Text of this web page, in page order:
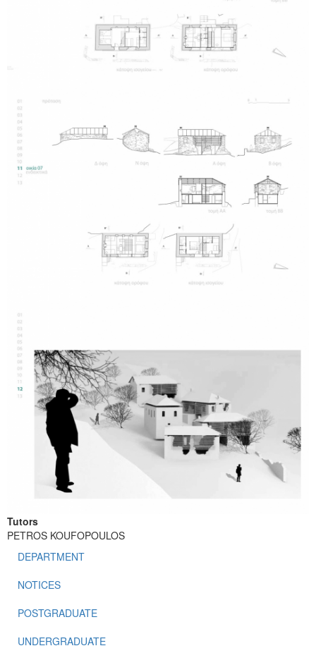
Tutors
PETROS KOUFOPOULOS
DEPARTMENT
NOTICES
POSTGRADUATE
UNDERGRADUATE